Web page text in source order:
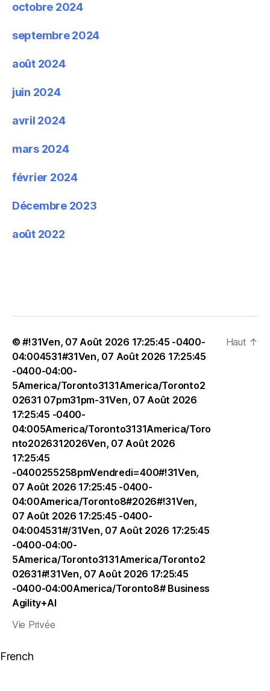
octobre 2024
septembre 2024
août 2024
juin 2024
avril 2024
mars 2024
février 2024
Décembre 2023
août 2022
© #!31Ven, 07 Août 2026 17:25:45 -0400-
04:004531#31Ven, 07 Août 2026 17:25:45
-0400-04:00-
5America/Toronto3131America/Toronto2
02631 07pm31pm-31Ven, 07 Août 2026
17:25:45 -0400-
04:005America/Toronto3131America/Toro
nto2026312026Ven, 07 Août 2026
17:25:45
-0400255258pmVendredi=400#!31Ven,
07 Août 2026 17:25:45 -0400-
04:00America/Toronto8#2026#!31Ven,
07 Août 2026 17:25:45 -0400-
04:004531#/31Ven, 07 Août 2026 17:25:45
-0400-04:00-
5America/Toronto3131America/Toronto2
02631#!31Ven, 07 Août 2026 17:25:45
-0400-04:00America/Toronto8# Business
Agility+AI
Vie Privée
Haut ↑
French